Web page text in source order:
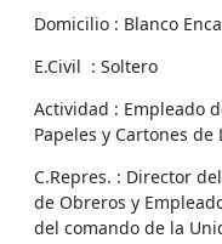
Domicilio : Blanco
E.Civil : Soltero
Actividad : Empleado
Papeles y Cartones de
C.Repres. : Director
de Obreros y
del comando de la